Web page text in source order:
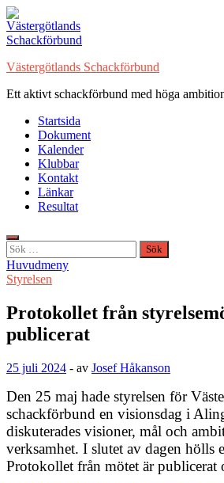
Hoppa
till
innehåll
Västergötlands Schackförbund
Ett aktivt schackförbund med höga
Startsida
Dokument
Kalender
Klubbar
Kontakt
Länkar
Resultat
Sök
efter:
Huvudmeny
Styrelsen
Protokollet från
publicerat
25 juli 2024 - av Josef Håkanson
Den 25 maj hade styrelsen för
schackförbund en visionsdag i
diskuterades visioner, mål och
verksamhet. I slutet av dagen hölls
Protokollet från mötet är publicerat